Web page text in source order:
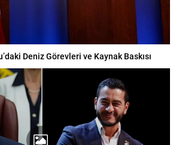
Deniz Görevleri ve Kaynak Baskısı